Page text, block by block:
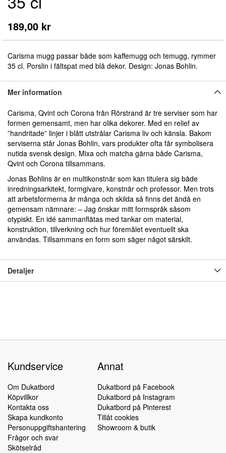
189,00 kr
Carisma mugg passar både som kaffemugg och temugg, rymmer
35 cl. Porslin i fältspat med blå dekor. Design: Jonas Bohlin.
av
bildgalleriet
Mer information
Carisma, Qvint och Corona från Rörstrand är tre serviser som har
formen gemensamt, men har olika dekorer. Med en relief av
”handritade” linjer i blått utstrålar Carisma liv och känsla. Bakom
serviserna står Jonas Bohlin, vars produkter ofta får symbolisera
nutida svensk design. Mixa och matcha gärna både Carisma,
Qvint och Corona tillsammans.
Jonas Bohlins är en multikonstnär som kan titulera sig både
inredningsarkitekt, formgivare, konstnär och professor. Men trots
att arbetsformerna är många och skilda så finns det ändå en
gemensam nämnare: – Jag önskar mitt formspråk såsom
otypiskt. En idé sammanflätas med tankar om material,
konstruktion, tillverkning och hur föremålet eventuellt ska
användas. Tillsammans en form som säger något särskilt.
Detaljer
Kundservice
Om Dukatbord
Köpvillkor
Kontakta oss
Skapa kundkonto
Personuppgiftshantering
Frågor och svar
Skötselråd
Annat
Dukatbord på Facebook
Dukatbord på Instagram
Dukatbord på Pinterest
Tillåt cookies
Showroom & butik